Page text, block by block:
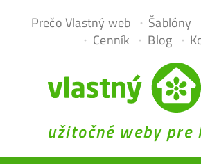
Prečo Vlastný web Šablóny
Cenník
Blog
užitočné weby pre